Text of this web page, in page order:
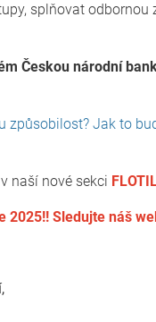
splňovat
Českou národní
Jak to
naší nové sekci
2025!! Sledujte náš